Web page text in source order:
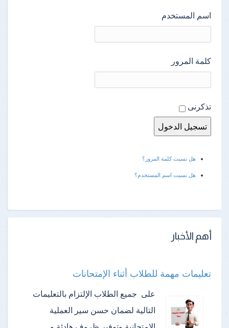
اسم المستخدم
كلمة المرور
تذكرنى
هل نسيت كلمة المرور؟
هل نسيت اسم المستخدم؟
أهم الأخبار
تعليمات مهمة للطلاب أثناء الإمتحانات
على جميع الطلاب الإلتزام بالتعليمات
التالية لضمان حسن سير العملية